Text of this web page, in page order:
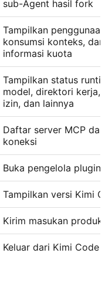
sub-Agent hasil fork
Tampilkan
konsumsi konteks, dan
informasi kuota
Tampilkan status
model, direktori kerja,
izin, dan lainnya
Daftar server MCP
koneksi
Buka pengelola plugin
Tampilkan versi Kimi
Kirim masukan produk
Keluar dari Kimi Code